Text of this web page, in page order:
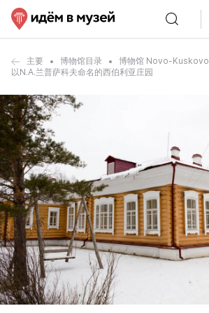
主要 博物馆目录
博物馆 Novo-Kuskovo
以N.A.兰普萨科夫命名的西伯利亚庄园